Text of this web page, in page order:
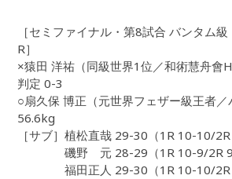
［セミファイナル・第8試合 バンタム
R］
×猿田 洋祐（同級世界1位／和術慧舟會
判定 0-3
○扇久保 博正（元世界フェザー級王者／
56.6kg
［サブ］植松直哉 29-30（1R 10-10/
磯野 元 28-29（1R 10-9/2R 9-
福田正人 29-30（1R 10-10/2R